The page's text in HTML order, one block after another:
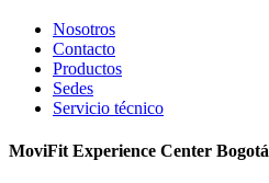
Nosotros
Contacto
Productos
Sedes
Servicio técnico
MoviFit Experience Center Bogotá